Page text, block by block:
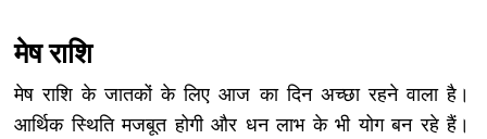
मेष राशि
मेष राशि के जातकों के लिए आज का दिन अच्छा रहने वाला है।
आर्थिक स्थिति मजबूत होगी और धन लाभ के भी योग बन रहे हैं।